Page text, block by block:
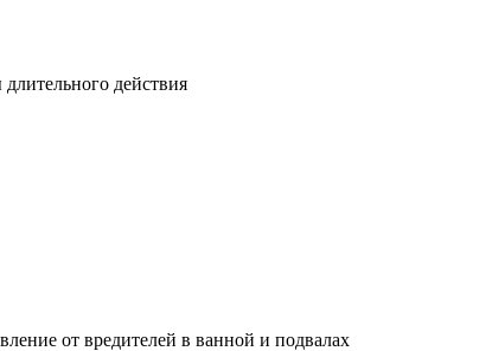
действия
от вредителей в ванной и подвалах